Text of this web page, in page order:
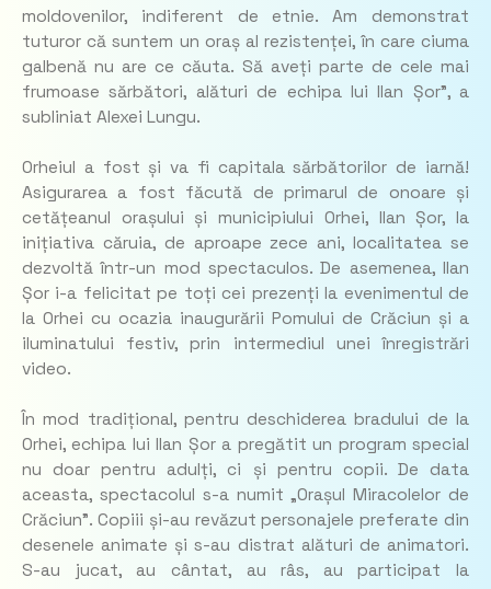
moldovenilor, indiferent de etnie. Am demonstrat
tuturor că suntem un oraș al rezistenței, în care ciuma
galbenă nu are ce căuta. Să aveți parte de cele mai
frumoase sărbători, alături de echipa lui Ilan Șor”, a
subliniat Alexei Lungu.
Orheiul a fost și va fi capitala sărbătorilor de iarnă!
Asigurarea a fost făcută de primarul de onoare și
cetățeanul orașului și municipiului Orhei, Ilan Șor, la
inițiativa căruia, de aproape zece ani, localitatea se
dezvoltă într-un mod spectaculos. De asemenea, Ilan
Șor i-a felicitat pe toți cei prezenți la evenimentul de
la Orhei cu ocazia inaugurării Pomului de Crăciun și a
iluminatului festiv, prin intermediul unei înregistrări
video.
În mod tradițional, pentru deschiderea bradului de la
Orhei, echipa lui Ilan Șor a pregătit un program special
nu doar pentru adulți, ci și pentru copii. De data
aceasta, spectacolul s-a numit „Orașul Miracolelor de
Crăciun”. Copiii și-au revăzut personajele preferate din
desenele animate și s-au distrat alături de animatori.
S-au jucat, au cântat, au râs, au participat la